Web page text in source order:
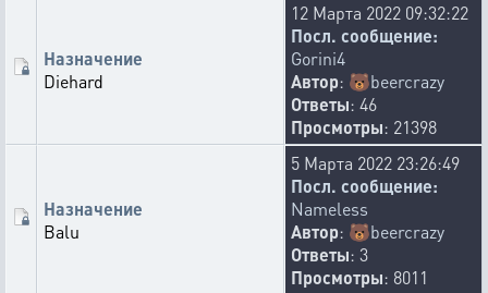
Назначение
Diehard
12 Марта 2022 09:32:22
Посл. сообщение:
Gorini4
Автор: 🐻beercrazy
Ответы: 46
Просмотры: 21398
Назначение
Balu
5 Марта 2022 23:26:49
Посл. сообщение:
Nameless
Автор: 🐻beercrazy
Ответы: 3
Просмотры: 8011